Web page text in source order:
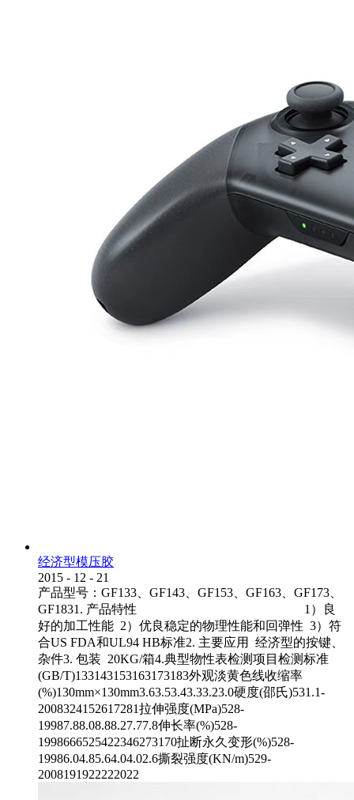
经济型模压胶
2015 - 12 - 21
产品型号：GF133、GF143、GF153、GF163、GF173、
GF1831. 产品特性 1）良
好的加工性能 2）优良稳定的物理性能和回弹性 3）符
合US FDA和UL94 HB标准2. 主要应用 经济型的按键、
杂件3. 包装 20KG/箱4.典型物性表检测项目检测标准
(GB/T)133143153163173183外观淡黄色线收缩率
(%)130mm×130mm3.63.53.43.33.23.0硬度(邵氏)531.1-
2008324152617281拉伸强度(MPa)528-
19987.88.08.88.27.77.8伸长率(%)528-
1998666525422346273170扯断永久变形(%)528-
19986.04.85.64.04.02.6撕裂强度(KN/m)529-
2008191922222022